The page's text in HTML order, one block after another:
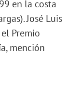
en la costa
José Luis
Premio
mención